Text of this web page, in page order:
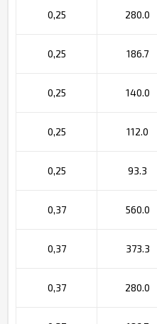
0,25 280.0
0,25 186.7
0,25 140.0
0,25 112.0
0,25 93.3
0,37 560.0
0,37 373.3
0,37 280.0